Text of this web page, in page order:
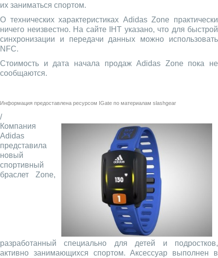
их заниматься спортом.
О технических характеристиках Adidas Zone практически
ничего неизвестно. На сайте IHT указано, что для быстрой
синхронизации и передачи данных можно использовать
NFC.
Стоимость и дата начала продаж Adidas Zone пока не
сообщаются.
Информация предоставлена ресурсом IGate по материалам slashgear
/
Компания
Adidas
представила
новый
спортивный
браслет Zone,
разработанный специально для детей и подростков,
активно занимающихся спортом. Аксессуар выполнен в